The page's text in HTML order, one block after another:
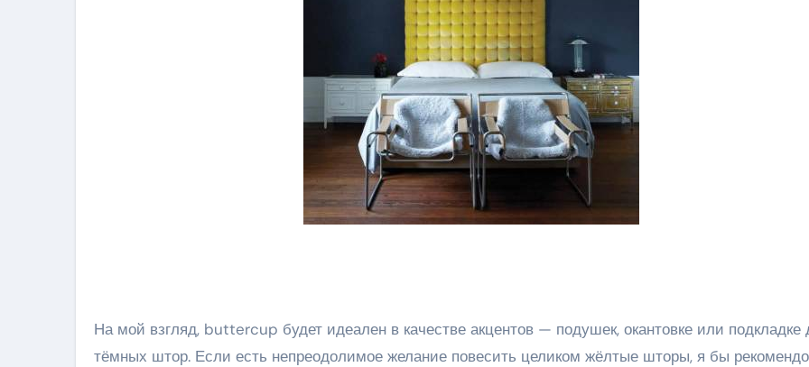
На мой взгляд, buttercup будет идеален в качестве акцентов — подушек, окантовке или подкладке
тёмных штор. Если есть непреодолимое желание повесить целиком жёлтые шторы, я бы